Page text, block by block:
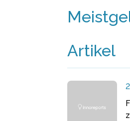
Artikel